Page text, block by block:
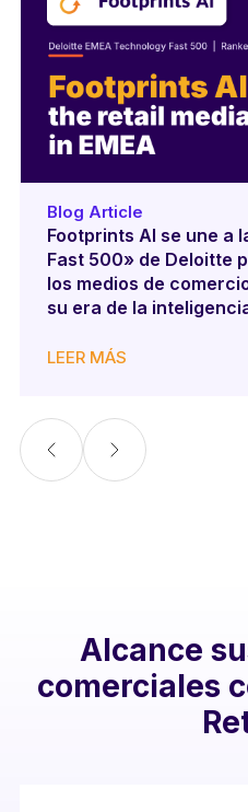
Blog Article
Footprints AI se une a
Fast 500» de Deloitte
los medios de
su era de la
LEER MÁS
Alcance
comerciales